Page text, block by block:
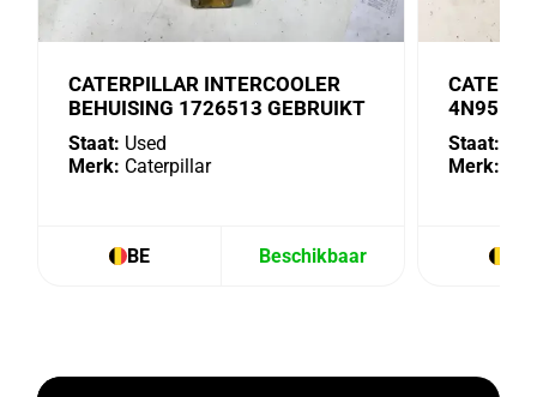
CATERPILLAR INTERCOOLER
BEHUISING 1726513 GEBRUIKT
Staat: Used
Merk: Caterpillar
BE Beschikbaar
4N9518
Staat:
Merk: